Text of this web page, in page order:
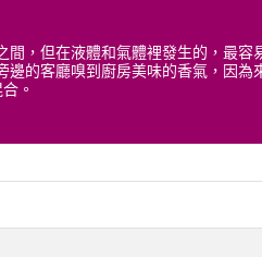
，但在液體和氣體裡發生的，最
的客廳嗅到廚房美味的香氣，因
。